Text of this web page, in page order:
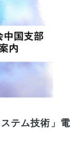
テム技術」電